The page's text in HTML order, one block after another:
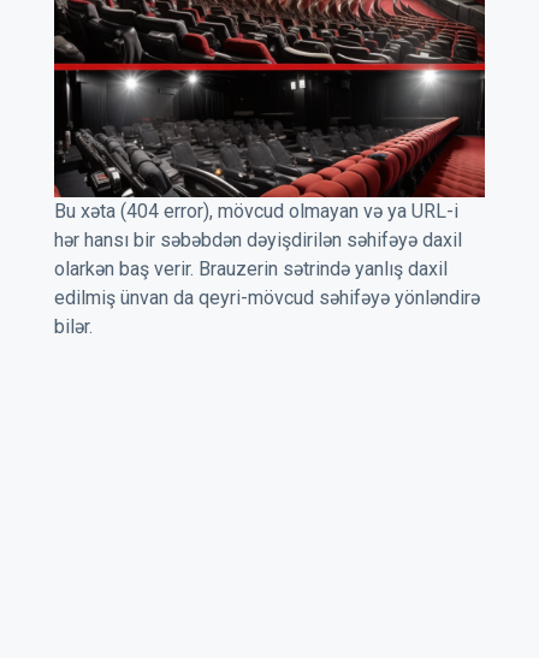
Bu xəta (404 error), mövcud olmayan və ya URL-i
hər hansı bir səbəbdən dəyişdirilən səhifəyə daxil
olarkən baş verir. Brauzerin sətrində yanlış daxil
edilmiş ünvan da qeyri-mövcud səhifəyə yönləndirə
bilər.